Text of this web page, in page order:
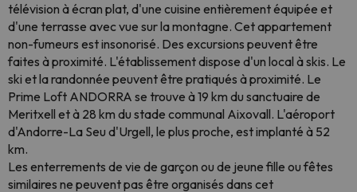
télévision à écran plat, d'une cuisine entièrement équipée et
d'une terrasse avec vue sur la montagne. Cet appartement
non-fumeurs est insonorisé. Des excursions peuvent être
faites à proximité. L'établissement dispose d'un local à skis. Le
ski et la randonnée peuvent être pratiqués à proximité. Le
Prime Loft ANDORRA se trouve à 19 km du sanctuaire de
Meritxell et à 28 km du stade communal Aixovall. L'aéroport
d'Andorre-La Seu d'Urgell, le plus proche, est implanté à 52
km.
Les enterrements de vie de garçon ou de jeune fille ou fêtes
similaires ne peuvent pas être organisés dans cet